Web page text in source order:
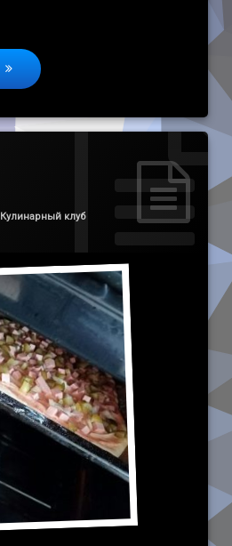
Мастер класс «Хворост»
Обновлено на 01.04.2022
by
Категории:
Кулинарный клуб